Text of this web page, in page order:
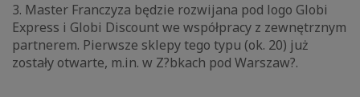
3. Master Franczyza będzie rozwijana pod logo Globi
Express i Globi Discount we współpracy z zewnętrznym
partnerem. Pierwsze sklepy tego typu (ok. 20) już
zostały otwarte, m.in. w Z?bkach pod Warszaw?.